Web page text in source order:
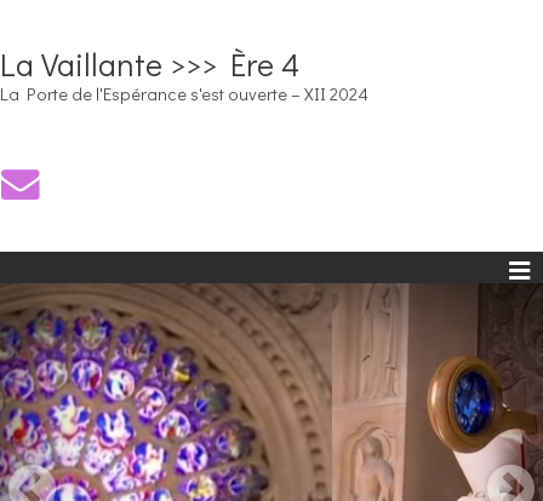
La Vaillante >>> Ère 4
La Porte de l'Espérance s'est ouverte – XII 2024